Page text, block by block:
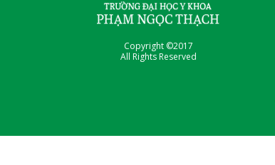
Copyright ©2017
All Rights Reserved